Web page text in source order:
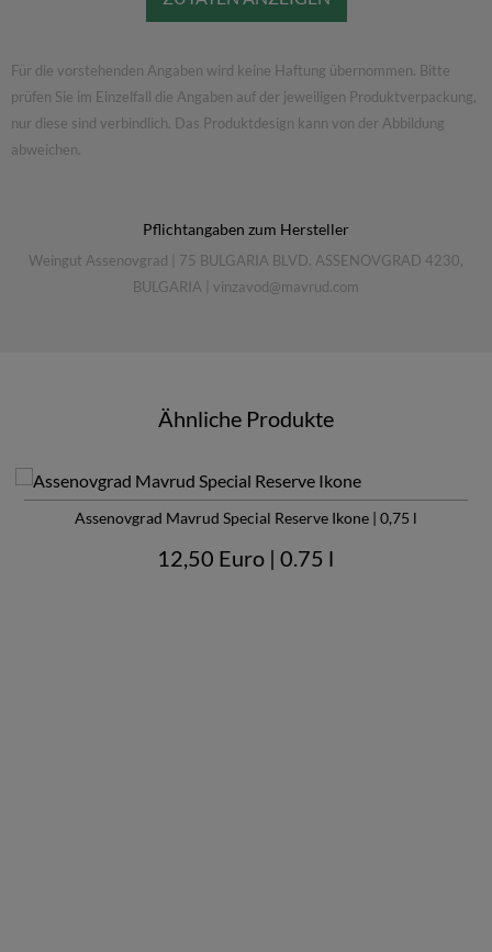
Weitere Informationen
findest Du unterWeingut Assenovgrad
Für die vorstehenden Angaben wird keine Haftung übernommen. Bitte
prüfen Sie im Einzelfall die Angaben auf der jeweiligen Produktverpackung,
nur diese sind verbindlich. Das Produktdesign kann von der Abbildung
abweichen.
Pflichtangaben zum Hersteller
Weingut Assenovgrad
75 BULGARIA BLVD. ASSENOVGRAD 4230,
BULGARIA
vinzavod@mavrud.com
Ähnliche Produkte
Assenovgrad Mavrud Special Reserve Ikone | 0,75 l
12,50 Euro | 0.75 l